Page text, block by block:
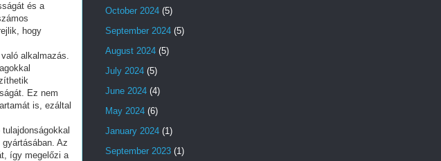
és a
hogy
alkalmazás.
Ez nem
is, ezáltal
Az
így megelőzi a
October 2024 (5)
September 2024 (5)
August 2024 (5)
July 2024 (5)
June 2024 (4)
May 2024 (6)
January 2024 (1)
September 2023 (1)